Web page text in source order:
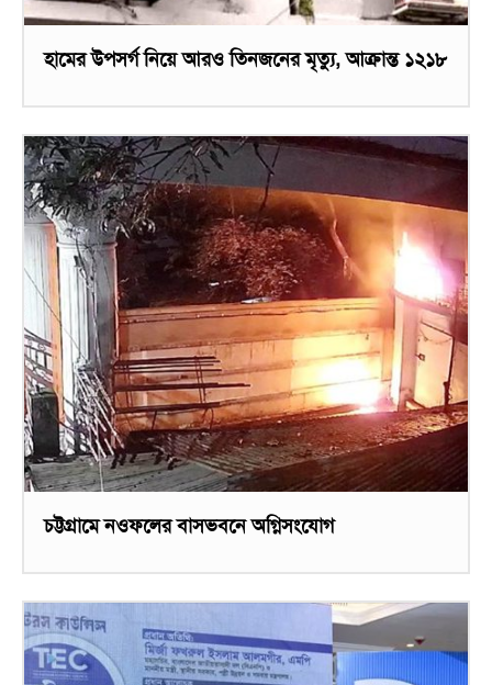
হামের উপসর্গ নিয়ে আরও তিনজনের মৃত্যু, আক্রান্ত ১২১৮
চট্টগ্রামে নওফলের বাসভবনে অগ্নিসংযোগ